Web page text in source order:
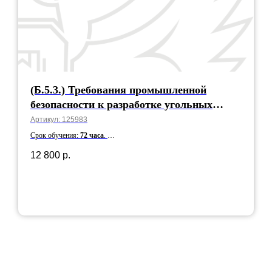
(Б.5.3.) Требования промышленной
безопасности к разработке угольных
месторождений подземным способом
Артикул: 125983
Срок обучения: 72 часа.
12 800 р.